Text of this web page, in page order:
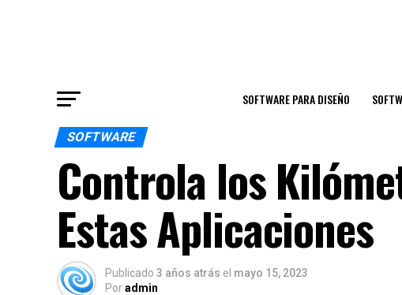
SOFTWARE PARA DISEÑO
SOFTWARE
Controla los
Estas Aplicaciones
Publicado 3 años atrás el mayo 15, 2023
Poradmin